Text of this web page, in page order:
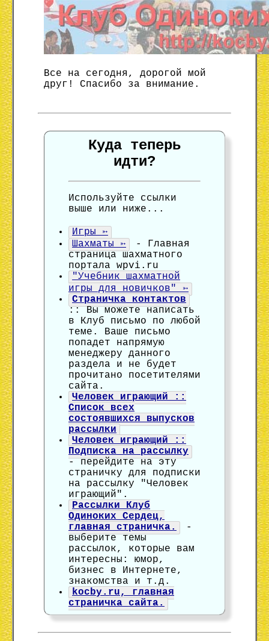
Все на сегодня, дорогой мой
друг! Спасибо за внимание.
Куда теперь
идти?
Используйте ссылки
выше или ниже...
Игры ➳
Шахматы ➳
- Главная
страница шахматного
портала wpvi.ru
"Учебник шахматной
игры для новичков" ➳
Страничка контактов
:: Вы можете написать
в Клуб письмо по любой
теме. Ваше письмо
попадет напрямую
менеджеру данного
раздела и не будет
прочитано посетителями
сайта.
Человек играющий ::
Список всех
состоявшихся выпусков
рассылки
Человек играющий ::
Подписка на рассылку
- перейдите на эту
страничку для подписки
на рассылку "Человек
играющий".
Рассылки Клуб
Одиноких Сердец,
главная страничка.
-
выберите темы
рассылок, которые вам
интересны: юмор,
бизнес в Интернете,
знакомства и т.д.
kocby.ru, главная
страничка сайта.